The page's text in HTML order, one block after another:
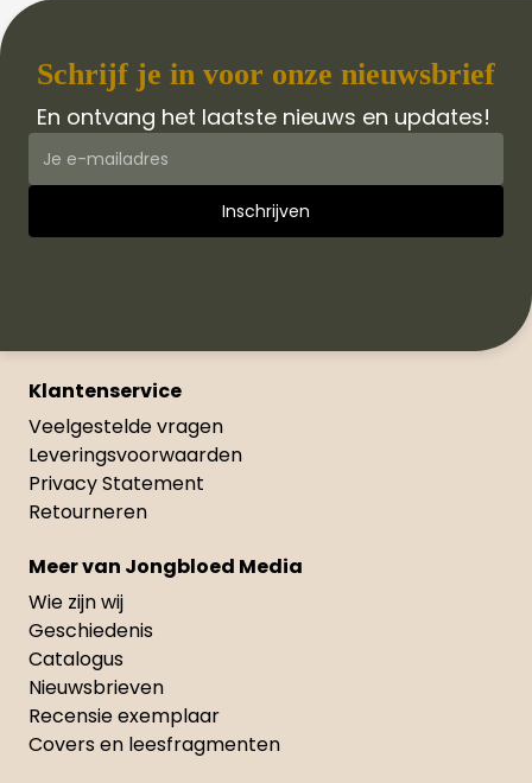
Schrijf je in voor onze nieuwsbrief
En ontvang het laatste nieuws en updates!
Klantenservice
Veelgestelde vragen
Leveringsvoorwaarden
Privacy Statement
Retourneren
Meer van Jongbloed Media
Wie zijn wij
Geschiedenis
Catalogus
Nieuwsbrieven
Recensie exemplaar
Covers en leesfragmenten